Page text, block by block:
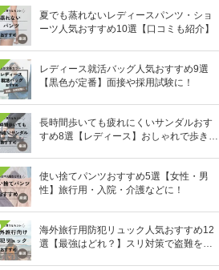
夏でも蒸れないレディースパンツ・ショ
ーツ人気おすすめ10選【口コミも紹介】
レディース就活バッグ人気おすすめ9選
【黒色が定番】面接や採用試験に！
長時間歩いても疲れにくいサンダルおす
すめ8選【レディース】おしゃれで歩きや
使い捨てパンツおすすめ5選【女性・男
性】旅行用・入院・介護などに！
海外旅行用防犯リュック人気おすすめ12
選【最強はどれ？】スリ対策で盗難を防